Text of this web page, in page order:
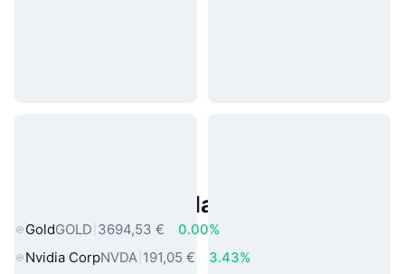
Asset reali popolari
GoldGOLD 3694,53 €
0.00%
Nvidia CorpNVDA 191,05 €
3.43%